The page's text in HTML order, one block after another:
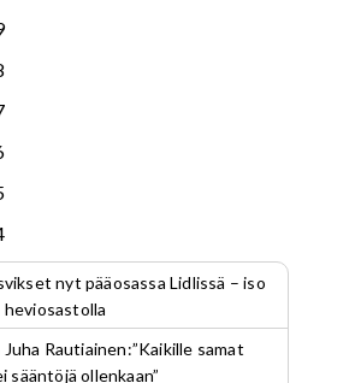
nyt pääosassa Lidlissä – iso
heviosastolla
Rautiainen:”Kaikille samat
sääntöjä ollenkaan”